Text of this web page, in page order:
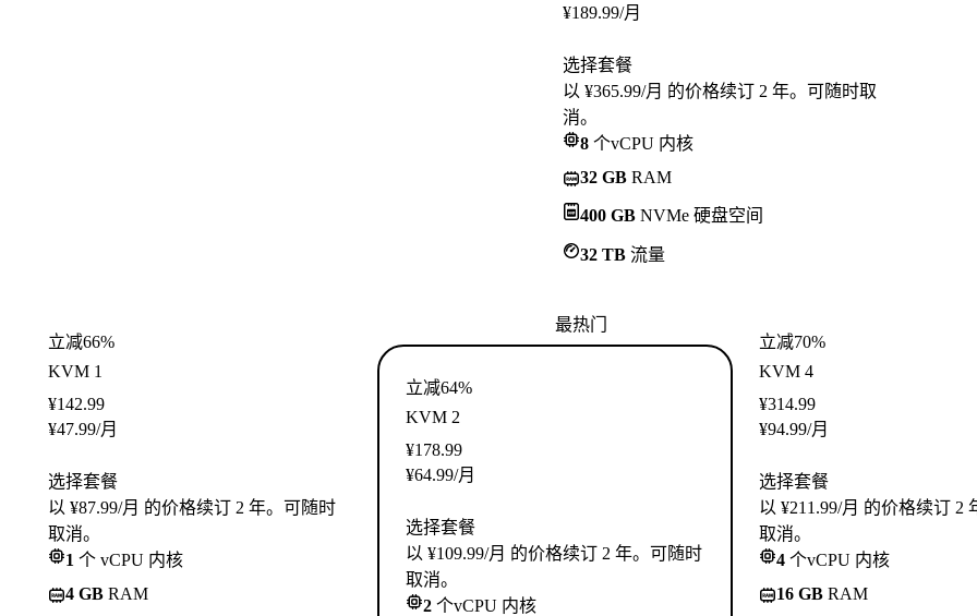
¥189.99/月
选择套餐
以 ¥365.99/月 的价格续订 2 年。可随时取
消。
8 个vCPU 内核
32 GB RAM
400 GB NVMe 硬盘空间
32 TB 流量
立减66%
KVM 1
¥142.99
¥47.99/月
选择套餐
以 ¥87.99/月 的价格续订 2 年。可随时
取消。
1 个 vCPU 内核
4 GB RAM
最热门
立减64%
KVM 2
¥178.99
¥64.99/月
选择套餐
以 ¥109.99/月 的价格续订 2 年。可随时
取消。
2 个vCPU 内核
立减70%
KVM 4
¥314.99
¥94.99/月
选择套餐
以 ¥211.99/月 的价格续订 2
取消。
4 个vCPU 内核
16 GB RAM